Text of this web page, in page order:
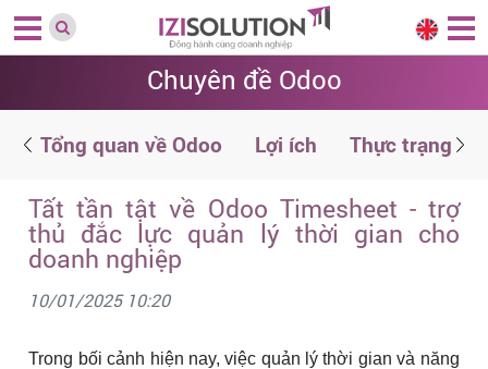
Chuyên đề Odoo
Tổng quan về Odoo Lợi ích Thực trạng
Tất tần tật về Odoo Timesheet - trợ
thủ đắc lực quản lý thời gian cho
doanh nghiệp
10/01/2025 10:20
Trong bối cảnh hiện nay, việc quản lý thời gian và năng